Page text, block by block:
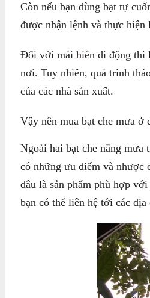
Còn nếu bạn dùng bạt tự
được nhận lệnh và thực hiện
Đối với mái hiên di động thì
nơi. Tuy nhiên, quá trình
của các nhà sản xuất.
Vậy nên mua bạt che mưa ở
Ngoài hai bạt che nắng
có những ưu điểm và nhược
đâu là sản phẩm phù hợp
bạn có thể liên hệ tới các